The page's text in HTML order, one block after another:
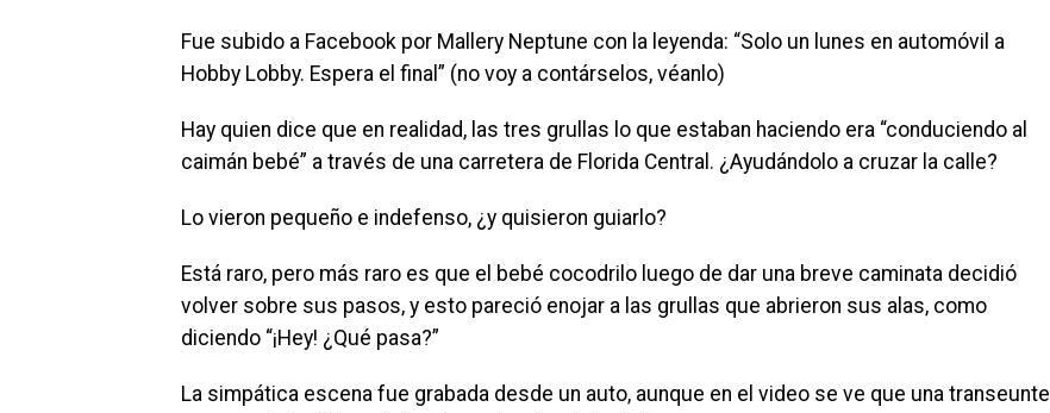
Fue subido a Facebook por Mallery Neptune con la leyenda: “Solo un lunes en automóvil a
Hobby Lobby. Espera el final” (no voy a contárselos, véanlo)
Hay quien dice que en realidad, las tres grullas lo que estaban haciendo era “conduciendo al
caimán bebé” a través de una carretera de Florida Central. ¿Ayudándolo a cruzar la calle?
Lo vieron pequeño e indefenso, ¿y quisieron guiarlo?
Está raro, pero más raro es que el bebé cocodrilo luego de dar una breve caminata decidió
volver sobre sus pasos, y esto pareció enojar a las grullas que abrieron sus alas, como
diciendo “¡Hey! ¿Qué pasa?”
La simpática escena fue grabada desde un auto, aunque en el video se ve que una transeunte